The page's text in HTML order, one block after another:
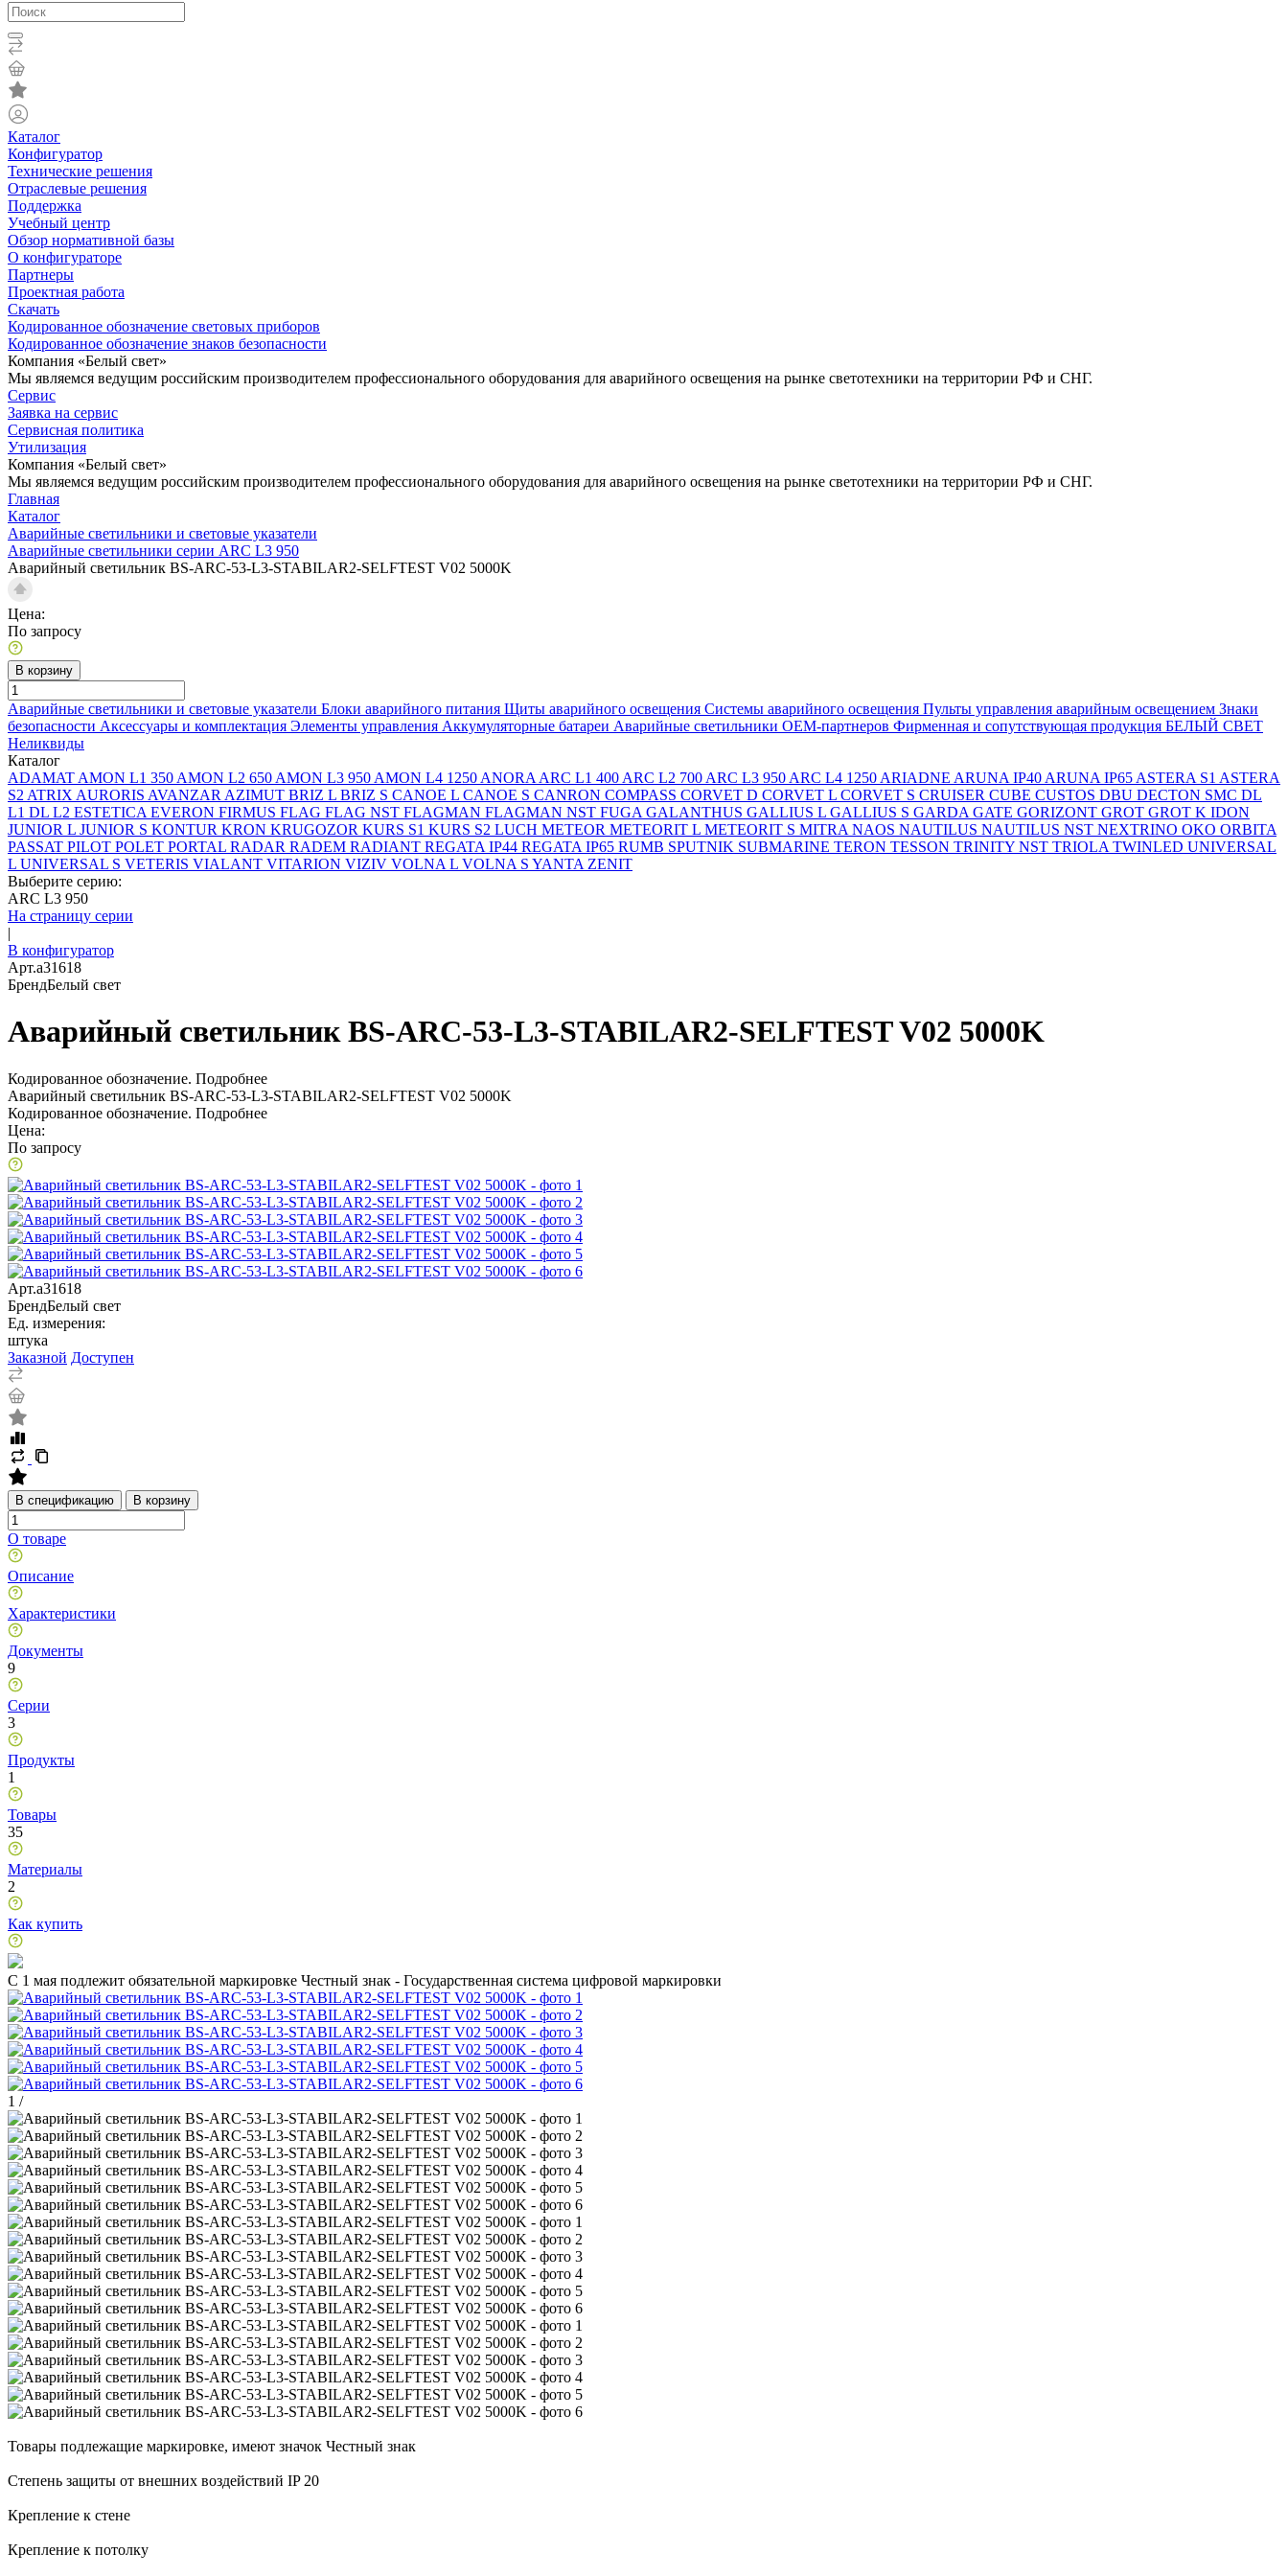
Каталог
Конфигуратор
Технические решения
Отраслевые решения
Поддержка
Учебный центр
Обзор нормативной базы
О конфигураторе
Партнеры
Проектная работа
Скачать
Кодированное обозначение световых приборов
Кодированное обозначение знаков безопасности
Компания «Белый свет»
Мы являемся ведущим российским производителем профессионального оборудования для аварийного освещения на рынке светотехники на территории РФ и СНГ.
Сервис
Заявка на сервис
Сервисная политика
Утилизация
Компания «Белый свет»
Мы являемся ведущим российским производителем профессионального оборудования для аварийного освещения на рынке светотехники на территории РФ и СНГ.
Главная
Каталог
Аварийные светильники и световые указатели
Аварийные светильники серии ARC L3 950
Аварийный светильник BS-ARC-53-L3-STABILAR2-SELFTEST V02 5000K
Цена:
По запросу
В корзину
Аварийные светильники и световые указатели Блоки аварийного питания Щиты аварийного освещения Системы аварийного освещения Пульты управления аварийным освещением Знаки
безопасности Аксессуары и комплектация Элементы управления Аккумуляторные батареи Аварийные светильники ОЕМ-партнеров Фирменная и сопутствующая продукция БЕЛЫЙ СВЕТ
Неликвиды
Каталог
ADAMAT AMON L1 350 AMON L2 650 AMON L3 950 AMON L4 1250 ANORA ARC L1 400 ARC L2 700 ARC L3 950 ARC L4 1250 ARIADNE ARUNA IP40 ARUNA IP65 ASTERA S1 ASTERA
S2 ATRIX AURORIS AVANZAR AZIMUT BRIZ L BRIZ S CANOE L CANOE S CANRON COMPASS CORVET D CORVET L CORVET S CRUISER CUBE CUSTOS DBU DECTON SMC DL
L1 DL L2 ESTETICA EVERON FIRMUS FLAG FLAG NST FLAGMAN FLAGMAN NST FUGA GALANTHUS GALLIUS L GALLIUS S GARDA GATE GORIZONT GROT GROT K IDON
JUNIOR L JUNIOR S KONTUR KRON KRUGOZOR KURS S1 KURS S2 LUCH METEOR METEORIT L METEORIT S MITRA NAOS NAUTILUS NAUTILUS NST NEXTRINO OKO ORBITA
PASSAT PILOT POLET PORTAL RADAR RADEM RADIANT REGATA IP44 REGATA IP65 RUMB SPUTNIK SUBMARINE TERON TESSON TRINITY NST TRIOLA TWINLED UNIVERSAL
L UNIVERSAL S VETERIS VIALANT VITARION VIZIV VOLNA L VOLNA S YANTA ZENIT
Выберите серию:
ARC L3 950
На страницу серии
|
В конфигуратор
Арт.a31618
БрендБелый свет
Аварийный светильник BS-ARC-53-L3-STABILAR2-SELFTEST V02 5000K
Кодированное обозначение. Подробнее
Аварийный светильник BS-ARC-53-L3-STABILAR2-SELFTEST V02 5000K
Кодированное обозначение. Подробнее
Цена:
По запросу
Арт.a31618
БрендБелый свет
Ед. измерения:
штука
Заказной Доступен
В спецификацию В корзину
О товаре
Описание
Характеристики
Документы
9
Серии
3
Продукты
1
Товары
35
Материалы
2
Как купить
C 1 мая подлежит обязательной маркировке Честный знак - Государственная система цифровой маркировки
1 /
Товары подлежащие маркировке, имеют значок Честный знак
Степень защиты от внешних воздействий IP 20
Крепление к стене
Крепление к потолку